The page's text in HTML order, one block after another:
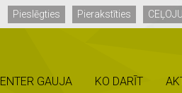
Pieslēgties Pierakstīties
ENTER GAUJA KO DARĪT